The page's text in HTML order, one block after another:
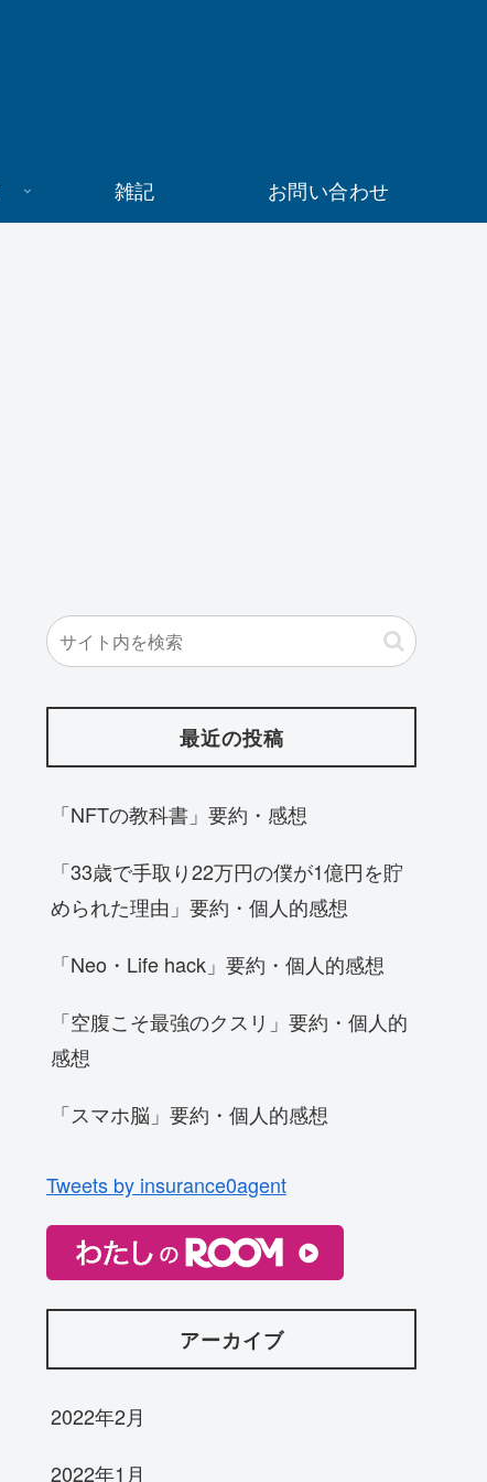
雑記 お問い合わせ
最近の投稿
「NFTの教科書」要約・感想
「33歳で手取り22万円の僕が1億円を貯
められた理由」要約・個人的感想
「Neo・Life hack」要約・個人的感想
「空腹こそ最強のクスリ」要約・個人的
感想
「スマホ脳」要約・個人的感想
Tweets by insurance0agent
アーカイブ
2022年2月
2022年1月